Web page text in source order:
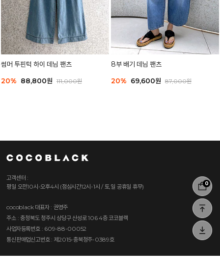
0
썸머 투핀턱 하이 데님 팬츠
20% 88,800원 111,000원
8부 배기 데님 팬츠
20% 69,600원 87,000원
고객센터 :
평일 오전10시-오후4시 (점심시간12시-1시 / 토,일 공휴일 휴무)
cocoblack대표자 : 권영주
주소 : 충청북도 청주시 상당구 산성로 106 4층 코코블랙
사업자등록번호 : 609-88-00052
통신판매업신고번호 : 제2015-충북청주-0389호